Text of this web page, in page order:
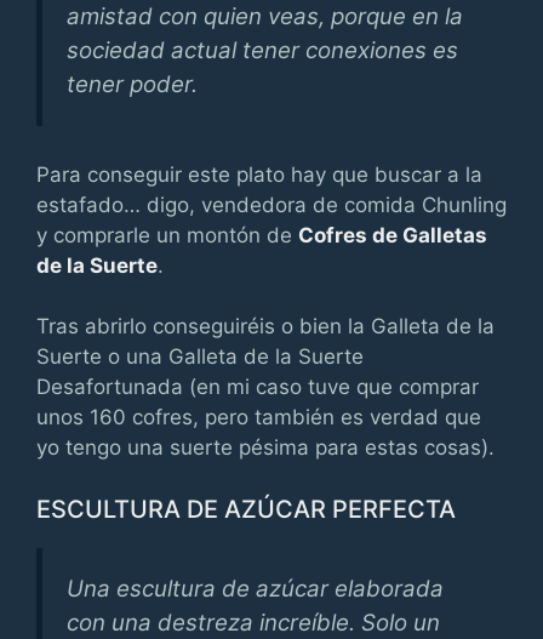
amistad con quien veas, porque en la
sociedad actual tener conexiones es
tener poder.
Para conseguir este plato hay que buscar a la
estafado… digo, vendedora de comida Chunling
y comprarle un montón de Cofres de Galletas
de la Suerte.
Tras abrirlo conseguiréis o bien la Galleta de la
Suerte o una Galleta de la Suerte
Desafortunada (en mi caso tuve que comprar
unos 160 cofres, pero también es verdad que
yo tengo una suerte pésima para estas cosas).
ESCULTURA DE AZÚCAR PERFECTA
Una escultura de azúcar elaborada
con una destreza increíble. Solo un